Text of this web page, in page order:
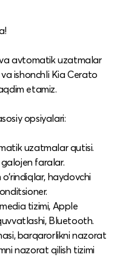
va avtomatik uzatmalar
ishonchli Kia Cerato
etamiz.​
opsiyalari:
uzatmalar qutisi.
faralar.
haydovchi
tizimi, Apple
Bluetooth.
barqarorlikni nazorat
nazorat qilish tizimi